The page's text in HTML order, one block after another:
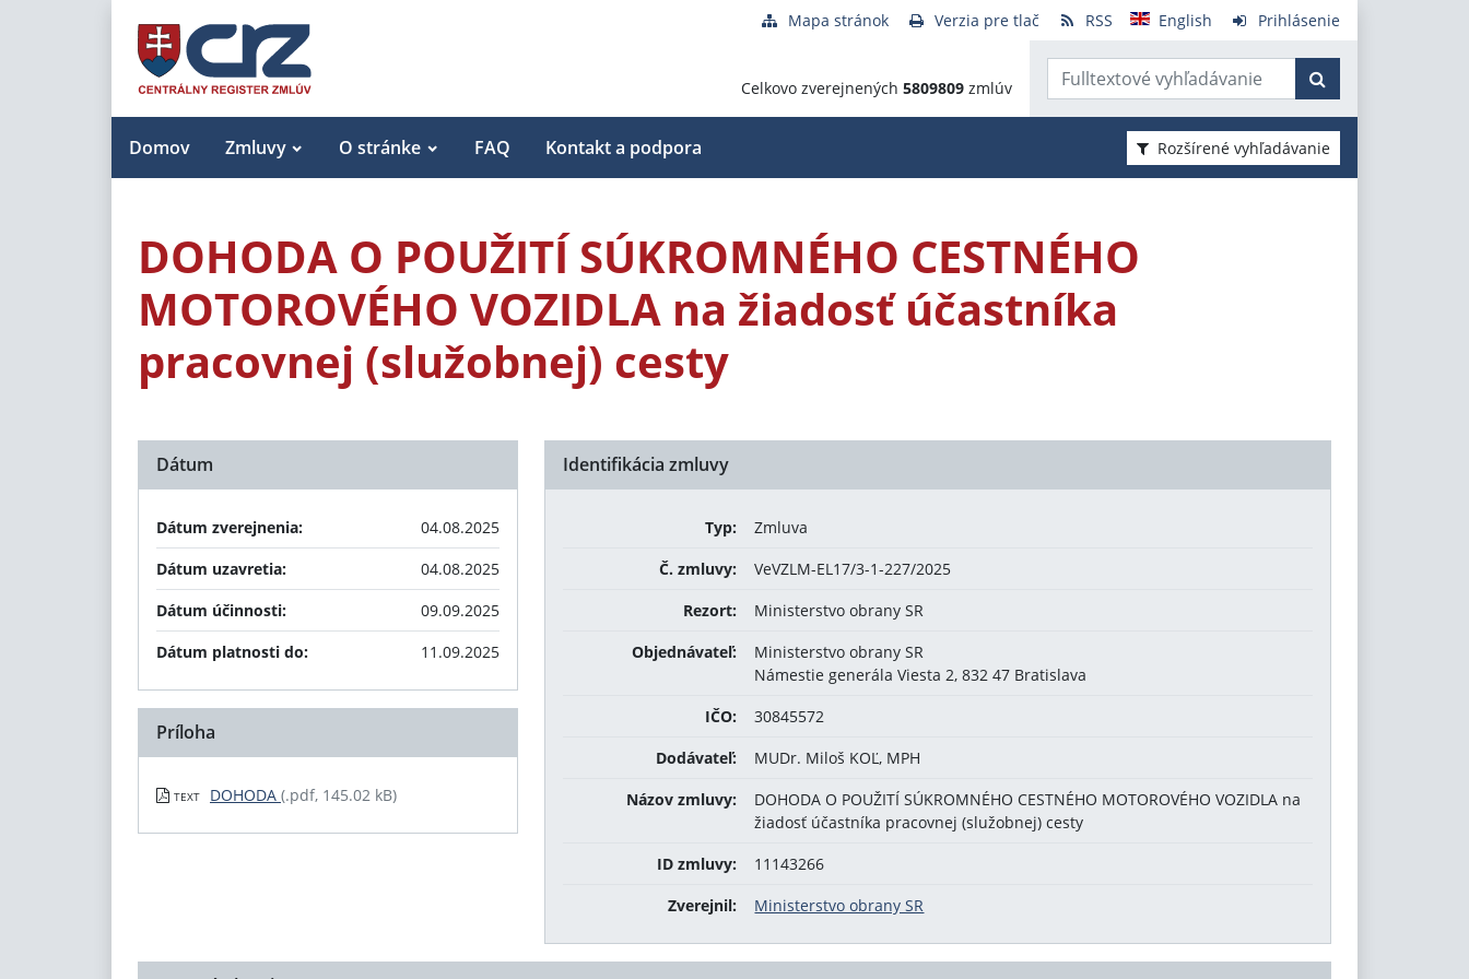
Mapa stránok Verzia pre tlač RSS English Prihlásenie
Celkovo zverejnených 5809809 zmlúv
Domov Zmluvy O stránke FAQ Kontakt a podpora Rozšírené vyhľadávanie
DOHODA O POUŽITÍ SÚKROMNÉHO CESTNÉHO
MOTOROVÉHO VOZIDLA na žiadosť účastníka
pracovnej (služobnej) cesty
Identifikácia zmluvy
Typ:
Zmluva
Č. zmluvy:
VeVZLM-EL17/3-1-227/2025
Rezort:
Ministerstvo obrany SR
Objednávateľ:
Ministerstvo obrany SR
Námestie generála Viesta 2, 832 47 Bratislava
IČO:
30845572
Dodávateľ:
MUDr. Miloš KOĽ, MPH
Názov zmluvy:
DOHODA O POUŽITÍ SÚKROMNÉHO CESTNÉHO MOTOROVÉHO VOZIDLA na
žiadosť účastníka pracovnej (služobnej) cesty
ID zmluvy:
11143266
Zverejnil:
Ministerstvo obrany SR
Dátum
Dátum zverejnenia:
04.08.2025
Dátum uzavretia:
04.08.2025
Dátum účinnosti:
09.09.2025
Dátum platnosti do:
11.09.2025
Príloha
TEXT DOHODA (.pdf, 145.02 kB)